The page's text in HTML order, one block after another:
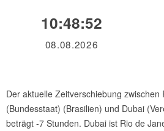
10:48:52
08.08.2026
Der aktuelle Zeitverschiebung zwischen
(Bundesstaat) (Brasilien) und Dubai
beträgt -7 Stunden. Dubai ist Rio de